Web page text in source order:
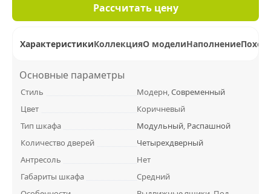
Рассчитать цену
ХарактеристикиКоллекцияО моделиНаполнение
Основные параметры
Стиль Модерн,Современный
Цвет
Коричневый
Тип шкафа
Модульный, Распашной
Количество дверей
Четырехдверный
Антресоль
Нет
Габариты шкафа
Средний